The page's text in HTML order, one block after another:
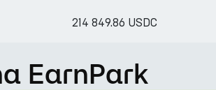
214 849.86 USDC
EarnPark